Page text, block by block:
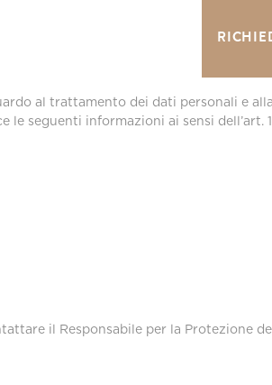
al trattamento dei dati personali e
seguenti informazioni ai sensi dell’art.
il Responsabile per la Protezione